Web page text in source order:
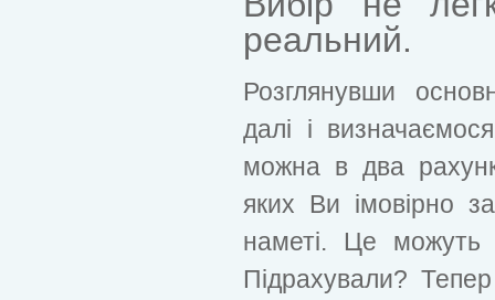
реальний.
Розглянувши
далі і
можна в два
яких Ви імовірно
наметі. Це можуть
Підрахували?